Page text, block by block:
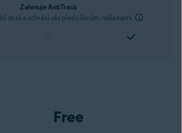
Zahrnuje AntiTrack
otisk a ochrání vás před cílenými reklamami.
Free